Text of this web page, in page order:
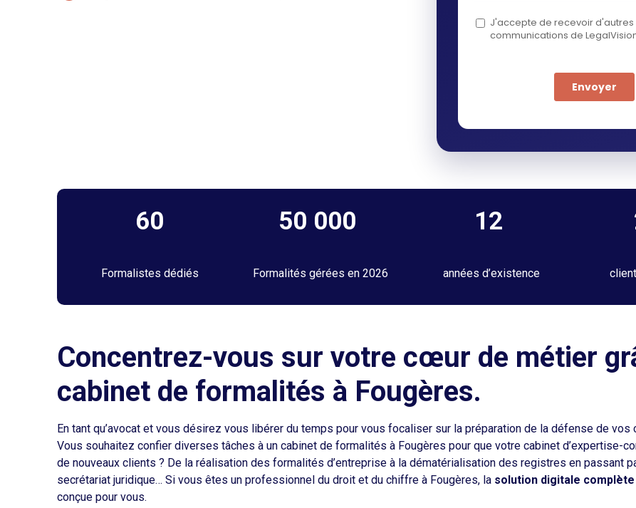
60
Formalistes dédiés
50 000
Formalités gérées en 2026
12
années d’existence
Concentrez-vous sur votre cœur de métier
cabinet de formalités à Fougères.
En tant qu’avocat et vous désirez vous libérer du temps pour vous focaliser sur la préparation de la défense de vos
Vous souhaitez confier diverses tâches à un cabinet de formalités à Fougères pour que votre cabinet d’expertise-
de nouveaux clients ? De la réalisation des formalités d’entreprise à la dématérialisation des registres en passant
secrétariat juridique… Si vous êtes un professionnel du droit et du chiffre à Fougères, la solution digitale
conçue pour vous.